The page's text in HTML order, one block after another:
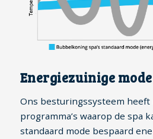
Energiezuinige mode
Ons besturingssysteem heeft
programma’s waarop de spa
standaard mode bespaard